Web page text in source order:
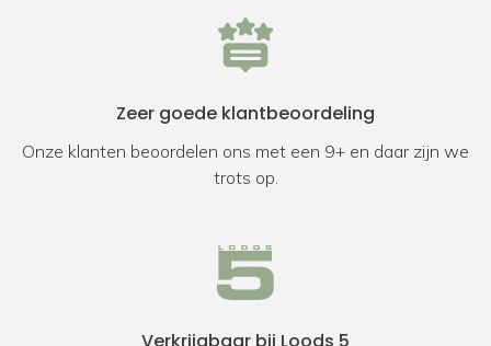
Zeer goede klantbeoordeling
Onze klanten beoordelen ons met een 9+ en daar zijn we
trots op.